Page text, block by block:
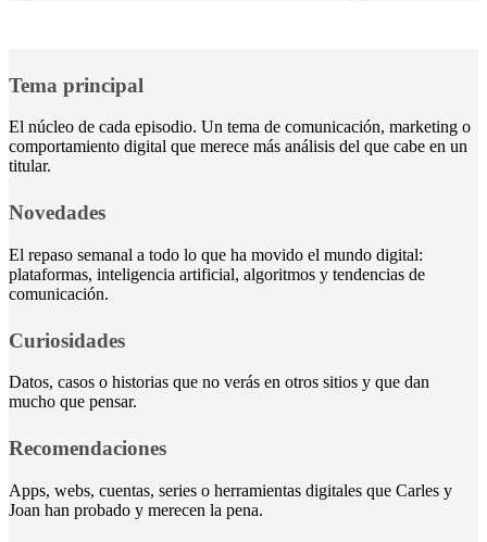
Tema principal
El núcleo de cada episodio. Un tema de comunicación, marketing o
comportamiento digital que merece más análisis del que cabe en un
titular.
Novedades
El repaso semanal a todo lo que ha movido el mundo digital:
plataformas, inteligencia artificial, algoritmos y tendencias de
comunicación.
Curiosidades
Datos, casos o historias que no verás en otros sitios y que dan
mucho que pensar.
Recomendaciones
Apps, webs, cuentas, series o herramientas digitales que Carles y
Joan han probado y merecen la pena.